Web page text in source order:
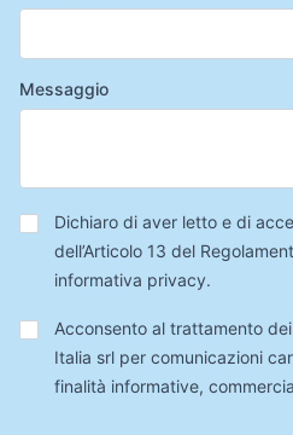
Messaggio
Privacy*
Dichiaro di aver letto e di
dell’Articolo 13 del
informativa privacy.
Trattamento
Dati
Acconsento al trattamento
Italia srl per comunicazioni
finalità informative,